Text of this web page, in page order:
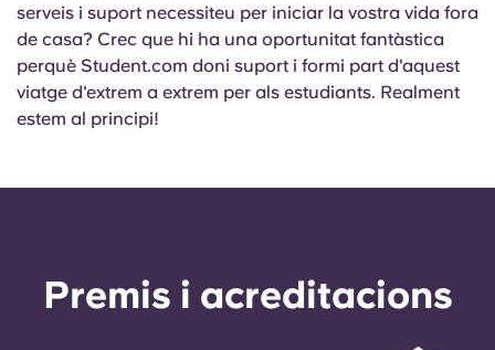
serveis i suport necessiteu per iniciar la vostra vida fora
de casa? Crec que hi ha una oportunitat fantàstica
perquè Student.com doni suport i formi part d'aquest
viatge d'extrem a extrem per als estudiants. Realment
estem al principi!
Premis i acreditacions